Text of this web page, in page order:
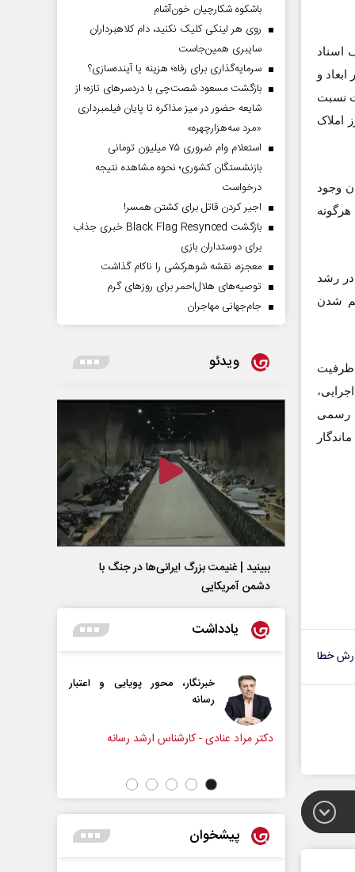
اسناد
و
نسبت
املاک
کرمان وجود
هرگونه
در رشد
شدن
ظرفیت
رسمی
خطا
باشکوه شکارچیان خون‌آشام
روی هر لینکی کلیک نکنید، دام کلاهبرداران
سایبری همین‌جاست
سرمایه‌گذاری برای رفاه؛ هزینه یا آینده‌سازی؟
بازگشت مسعود شصت‌چی با دردسر‌های تازه؛ از
شایعه حضور در میز مذاکره تا پایان فیلمبرداری
«مرد سه‌هزارچهره»
استعلام وام ضروری ۷۵ میلیون تومانی
بازنشستگان کشوری؛ نحوه مشاهده نتیجه
درخواست
اجیر کردن قاتل برای کشتن همسر!
بازگشت Black Flag Resynced خبری جذاب
برای دوستداران بازی
معجزه، نقشه شوهرکشی را ناکام گذاشت
توصیه‌های هلال‌احمر برای روز‌های گرم
جام‌جهانی مهاجران
ویدئو
ببینید | غنیمت بزرگ ایرانی‌ها در جنگ با
دشمن آمریکایی
یادداشت
محور پویایی و اعتبار
- کارشناس ارشد رسانه
دروازه‌بانی اندوه در مسیر امید
پیشخوان